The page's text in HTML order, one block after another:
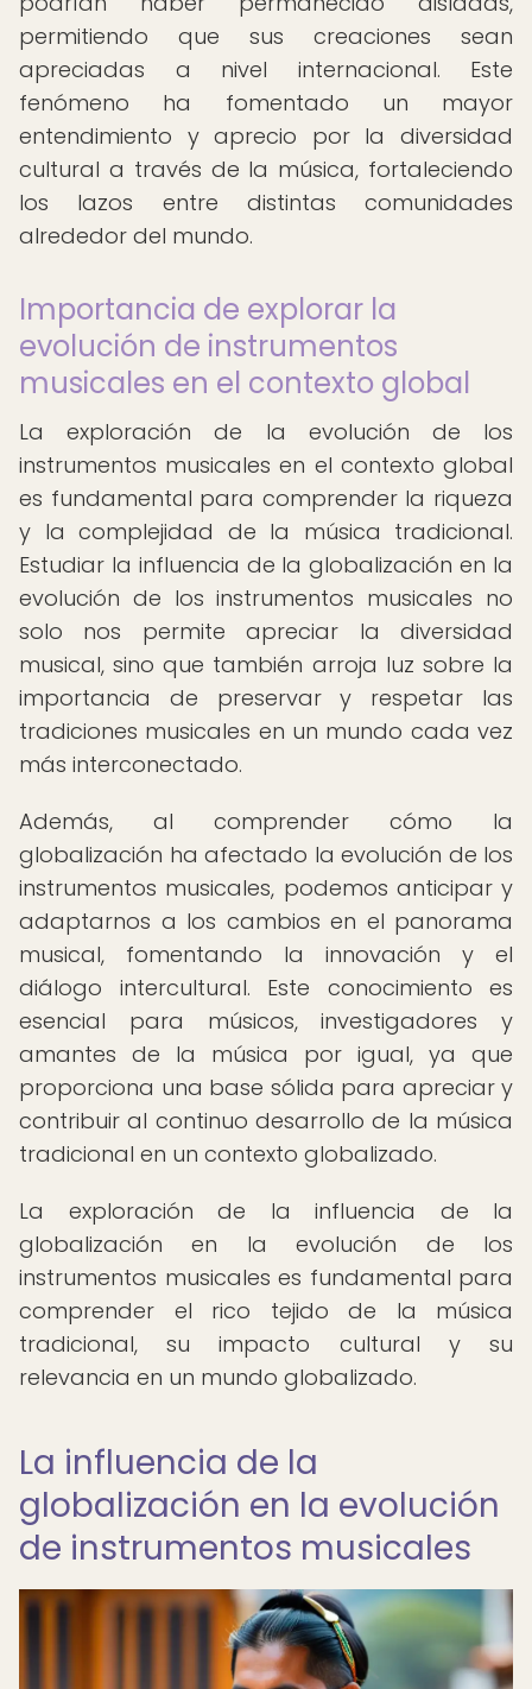
permitiendo que sus creaciones sean
apreciadas a nivel internacional. Este
fenómeno ha fomentado un mayor
entendimiento y aprecio por la diversidad
cultural a través de la música, fortaleciendo
los lazos entre distintas comunidades
alrededor del mundo.
Importancia de explorar la
evolución de instrumentos
musicales en el contexto global
La exploración de la evolución de los
instrumentos musicales en el contexto global
es fundamental para comprender la riqueza
y la complejidad de la música tradicional.
Estudiar la influencia de la globalización en la
evolución de los instrumentos musicales no
solo nos permite apreciar la diversidad
musical, sino que también arroja luz sobre la
importancia de preservar y respetar las
tradiciones musicales en un mundo cada vez
más interconectado.
Además, al comprender cómo la
globalización ha afectado la evolución de los
instrumentos musicales, podemos anticipar y
adaptarnos a los cambios en el panorama
musical, fomentando la innovación y el
diálogo intercultural. Este conocimiento es
esencial para músicos, investigadores y
amantes de la música por igual, ya que
proporciona una base sólida para apreciar y
contribuir al continuo desarrollo de la música
tradicional en un contexto globalizado.
La exploración de la influencia de la
globalización en la evolución de los
instrumentos musicales es fundamental para
comprender el rico tejido de la música
tradicional, su impacto cultural y su
relevancia en un mundo globalizado.
La influencia de la
globalización en la evolución
de instrumentos musicales